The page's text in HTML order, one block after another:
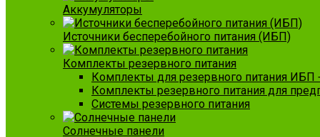
Аккумуляторы
Источники бесперебойного питания (ИБП)
Комплекты резервного питания
Комплекты для резервного питания ИБП
Комплекты резервного питания для
Системы резервного питания
Солнечные панели